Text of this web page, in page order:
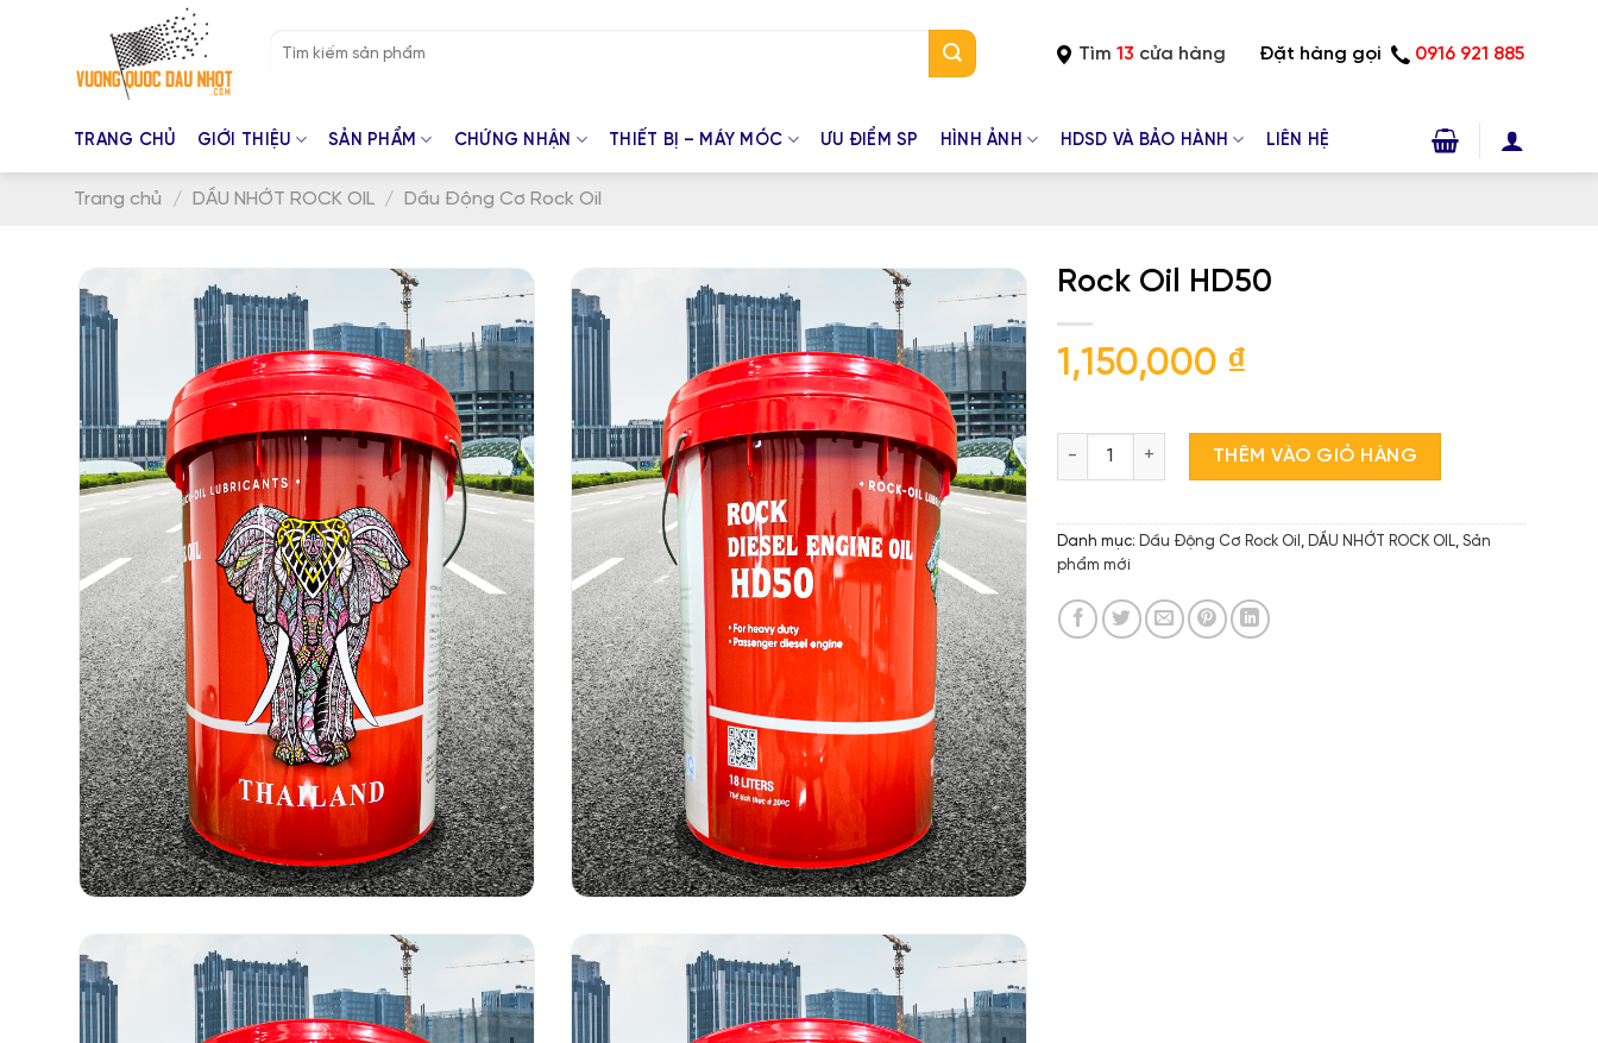
kiếm:
Tìm 13 cửa hàng Đặt hàng gọi 0916 921 885
TRANG CHỦ GIỚI THIỆU SẢN PHẨM CHỨNG NHẬN THIẾT BỊ – MÁY MÓC ƯU ĐIỂM SP HÌNH ẢNH HDSD VÀ BẢO HÀNH LIÊN HỆ
Trang chủ / DẦU NHỚT ROCK OIL / Dầu Động Cơ Rock Oil
Rock Oil HD50
1,150,000 ₫
Rock Oil HD50 số lượng
THÊM VÀO GIỎ HÀNG
Danh mục: Dầu Động Cơ Rock Oil , DẦU NHỚT ROCK OIL, Sản
phẩm mới